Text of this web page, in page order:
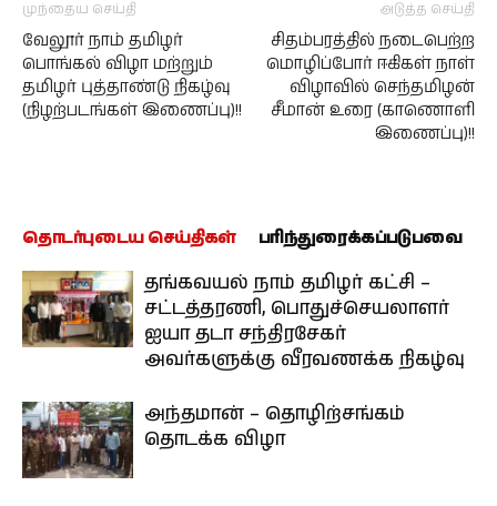
முந்தைய செய்தி
வேலூர் நாம் தமிழர்
பொங்கல் விழா மற்றும்
தமிழர் புத்தாண்டு நிகழ்வு
(நிழற்படங்கள் இணைப்பு)!!
அடுத்த செய்தி
சிதம்பரத்தில் நடைபெற்ற
மொழிப்போர் ஈகிகள் நாள்
விழாவில் செந்தமிழன்
சீமான் உரை (காணொளி
இணைப்பு)!!
தொடர்புடைய செய்திகள் பரிந்துரைக்கப்படுபவை
தங்கவயல் நாம் தமிழர் கட்சி –
சட்டத்தரணி, பொதுச்செயலாளர்
ஐயா தடா சந்திரசேகர்
அவர்களுக்கு வீரவணக்க நிகழ்வு
அந்தமான் – தொழிற்சங்கம்
தொடக்க விழா